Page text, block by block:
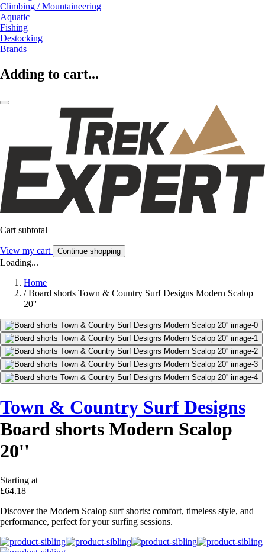
Climbing / Mountaineering
Aquatic
Fishing
Destocking
Brands
Adding to cart...
Cart subtotal
View my cart Continue shopping
Loading...
Home
/ Board shorts Town & Country Surf Designs Modern Scalop
20''
Town & Country Surf Designs
Board shorts Modern Scalop
20''
Starting at
£64.18
Discover the Modern Scalop surf shorts: comfort, timeless style, and
performance, perfect for your surfing sessions.